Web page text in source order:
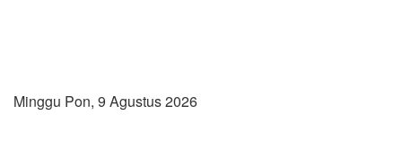
Minggu Pon, 9 Agustus 2026